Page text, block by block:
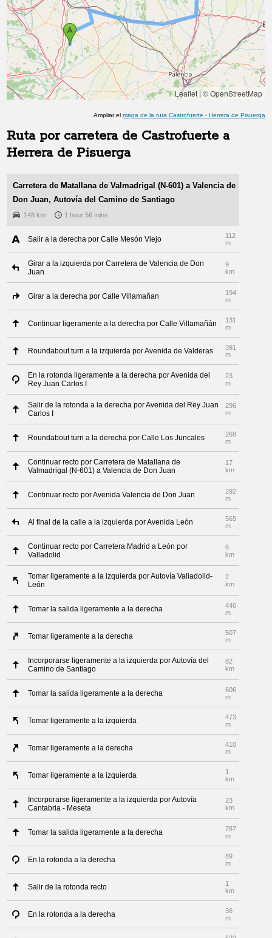
Leaflet|© OpenStreetMap
Ampliar el mapa de la ruta Castrofuerte - Herrera de Pisuerga
Ruta por carretera de Castrofuerte a
Herrera de Pisuerga
Carretera de Matallana de Valmadrigal (N-601) a Valencia de
Don Juan, Autovía del Camino de Santiago
148 km 1 hour 56 mins
Salir a la derecha por Calle Mesón Viejo
112
m
Girar a la izquierda por Carretera de Valencia de Don
Juan
9
km
Girar a la derecha por Calle Villamañan
194
m
Continuar ligeramente a la derecha por Calle Villamañán
131
m
Roundabout turn a la izquierda por Avenida de Valderas
391
m
En la rotonda ligeramente a la derecha por Avenida del
Rey Juan Carlos I
23
m
Salir de la rotonda a la derecha por Avenida del Rey Juan
Carlos I
296
m
Roundabout turn a la derecha por Calle Los Juncales
268
m
Continuar recto por Carretera de Matallana de
Valmadrigal (N-601) a Valencia de Don Juan
17
km
Continuar recto por Avenida Valencia de Don Juan
292
m
Al final de la calle a la izquierda por Avenida León
565
m
Continuar recto por Carretera Madrid a León por
Valladolid
6
km
Tomar ligeramente a la izquierda por Autovía Valladolid-
León
2
km
Tomar la salida ligeramente a la derecha
446
m
Tomar ligeramente a la derecha
507
m
Incorporarse ligeramente a la izquierda por Autovía del
Camino de Santiago
82
km
Tomar la salida ligeramente a la derecha
606
m
Tomar ligeramente a la izquierda
473
m
Tomar ligeramente a la derecha
410
m
Tomar ligeramente a la izquierda
1
km
Incorporarse ligeramente a la izquierda por Autovía
Cantabria - Meseta
23
km
Tomar la salida ligeramente a la derecha
787
m
En la rotonda a la derecha
89
m
Salir de la rotonda recto
1
km
En la rotonda a la derecha
36
m